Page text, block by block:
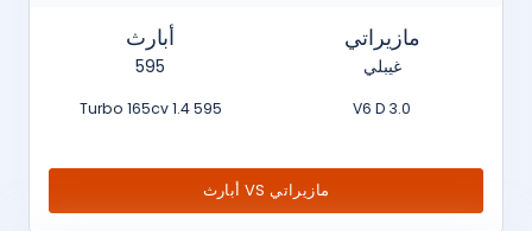
مازيراتي
غيبلي
3.0 V6 D
أبارث
595
595 1.4 Turbo 165cv
مازيراتي VS أبارث